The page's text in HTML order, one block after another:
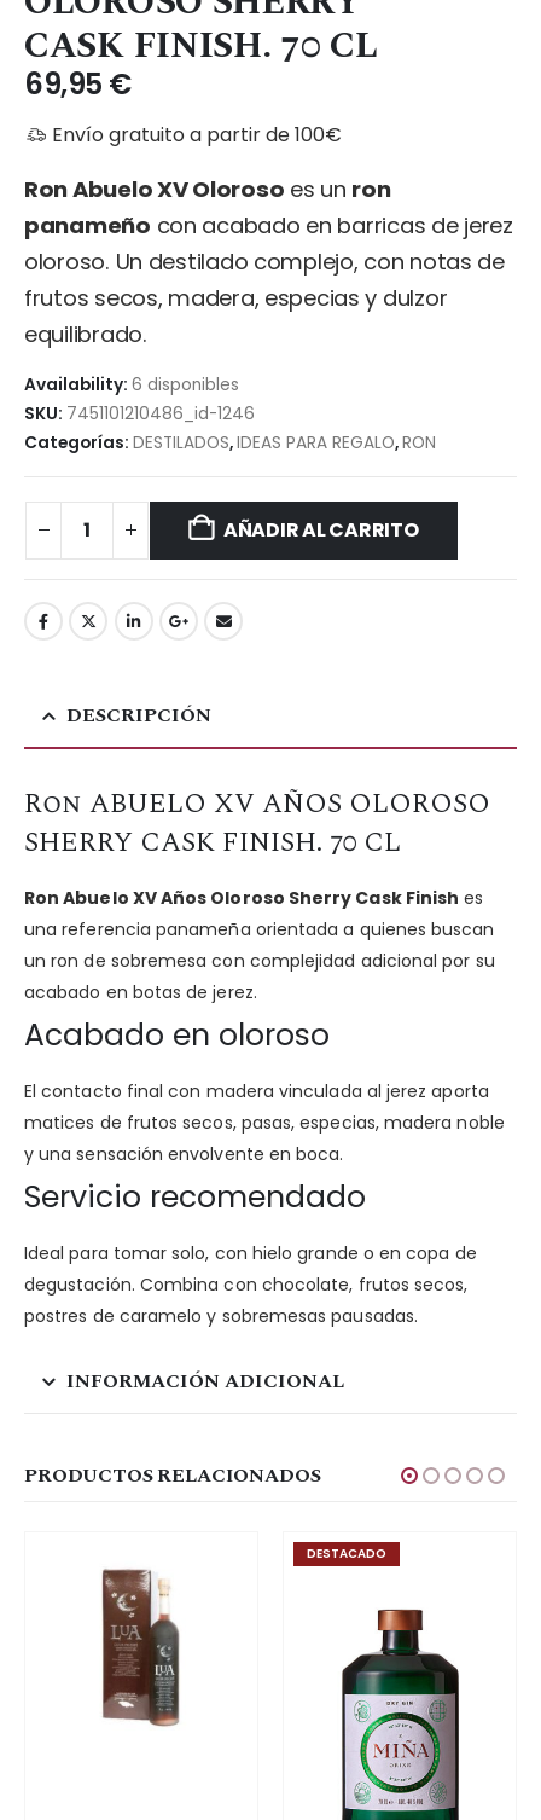
CASK FINISH. 70 CL
69,95 €
Envío gratuito a partir de 100€
Ron Abuelo XV Oloroso es un ron
panameño con acabado en barricas de jerez
oloroso. Un destilado complejo, con notas de
frutos secos, madera, especias y dulzor
equilibrado.
Availability: 6 disponibles
SKU: 7451101210486_id-1246
Categorías: DESTILADOS,IDEAS PARA REGALO,RON
AÑADIR AL CARRITO
DESCRIPCIÓN
Ron ABUELO XV AÑOS OLOROSO
SHERRY CASK FINISH. 70 CL
Ron Abuelo XV Años Oloroso Sherry Cask Finish es
una referencia panameña orientada a quienes buscan
un ron de sobremesa con complejidad adicional por su
acabado en botas de jerez.
Acabado en oloroso
El contacto final con madera vinculada al jerez aporta
matices de frutos secos, pasas, especias, madera noble
y una sensación envolvente en boca.
Servicio recomendado
Ideal para tomar solo, con hielo grande o en copa de
degustación. Combina con chocolate, frutos secos,
postres de caramelo y sobremesas pausadas.
INFORMACIÓN ADICIONAL
PRODUCTOS RELACIONADOS
DESTACADO